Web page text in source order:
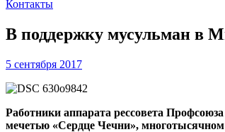
Контакты
В поддержку мусульман в
5 сентября 2017
Работники аппарата рессовета
мечетью «Сердце Чечни»,